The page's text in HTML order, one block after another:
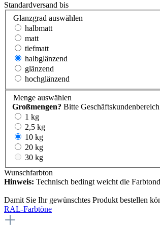
Standardversand bis
Glanzgrad auswählen
halbmatt
matt
tiefmatt
halbglänzend
glänzend
hochglänzend
Menge auswählen
Großmengen? Bitte
1 kg
2,5 kg
10 kg
20 kg
30 kg
Wunschfarbton
Hinweis: Technisch bedingt weicht die
Damit Sie Ihr gewünschtes Produkt bestellen
RAL-Farbtöne